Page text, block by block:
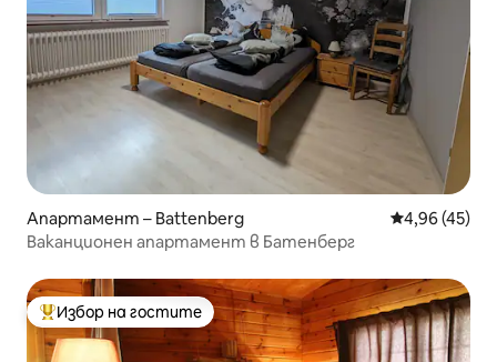
Апартамент – Battenberg Средна
4,96 (45)
Ваканционен апартамент в Батенберг
Най-популярен избор на гостите
Избор на гостите